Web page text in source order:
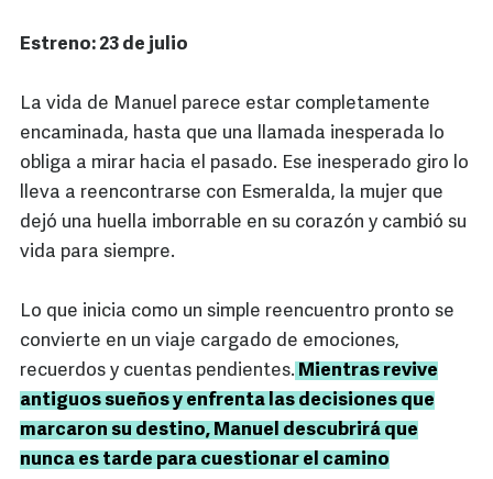
Estreno: 23 de julio
La vida de Manuel parece estar completamente
encaminada, hasta que una llamada inesperada lo
obliga a mirar hacia el pasado. Ese inesperado giro lo
lleva a reencontrarse con Esmeralda, la mujer que
dejó una huella imborrable en su corazón y cambió su
vida para siempre.
Lo que inicia como un simple reencuentro pronto se
convierte en un viaje cargado de emociones,
recuerdos y cuentas pendientes. Mientras revive
antiguos sueños y enfrenta las decisiones que
marcaron su destino, Manuel descubrirá que
nunca es tarde para cuestionar el camino